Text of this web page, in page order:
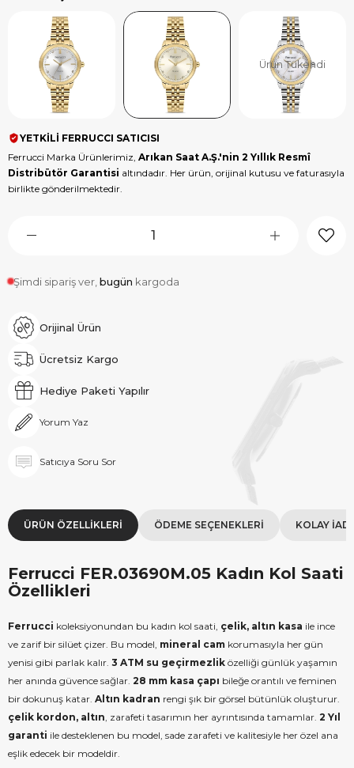
Ürün Tükendi
YETKİLİ FERRUCCI SATICISI
Ferrucci Marka Ürünlerimiz, Arıkan Saat A.Ş.'nin 2 Yıllık Resmî
Distribütör Garantisi altındadır. Her ürün, orijinal kutusu ve faturasıyla
birlikte gönderilmektedir.
Şimdi sipariş ver, bugün kargoda
Orijinal Ürün
Ücretsiz Kargo
Hediye Paketi Yapılır
Yorum Yaz
Satıcıya Soru Sor
ÜRÜN ÖZELLIKLERI ÖDEME SEÇENEKLERI KOLAY
Ferrucci FER.03690M.05 Kadın Kol Saati
Özellikleri
Ferrucci koleksiyonundan bu kadın kol saati, çelik, altın kasa ile ince
ve zarif bir silüet çizer. Bu model, mineral cam korumasıyla her gün
yenisi gibi parlak kalır. 3 ATM su geçirmezlik özelliği günlük yaşamın
her anında güvence sağlar. 28 mm kasa çapı bileğe orantılı ve feminen
bir dokunuş katar. Altın kadran rengi şık bir görsel bütünlük oluşturur.
çelik kordon, altın , zarafeti tasarımın her ayrıntısında tamamlar. 2 Yıl
garanti ile desteklenen bu model, sade zarafeti ve kalitesiyle her özel ana
eşlik edecek bir modeldir.